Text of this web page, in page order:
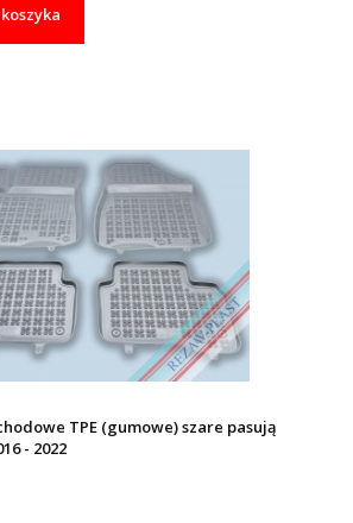
TPE (gumowe) szare pasują
- 2022